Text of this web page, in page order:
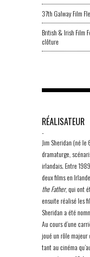
37th Galway Film
British & Irish Film
clôture
RÉALISATEUR
-
Jim Sheridan (né
dramaturge,
irlandais. Entre
deux films en
the Father, qui ont
ensuite réalisé les
Sheridan a été
Au cours d’une
joué un rôle
tant au cinéma